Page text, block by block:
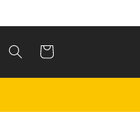
Winkelwagen